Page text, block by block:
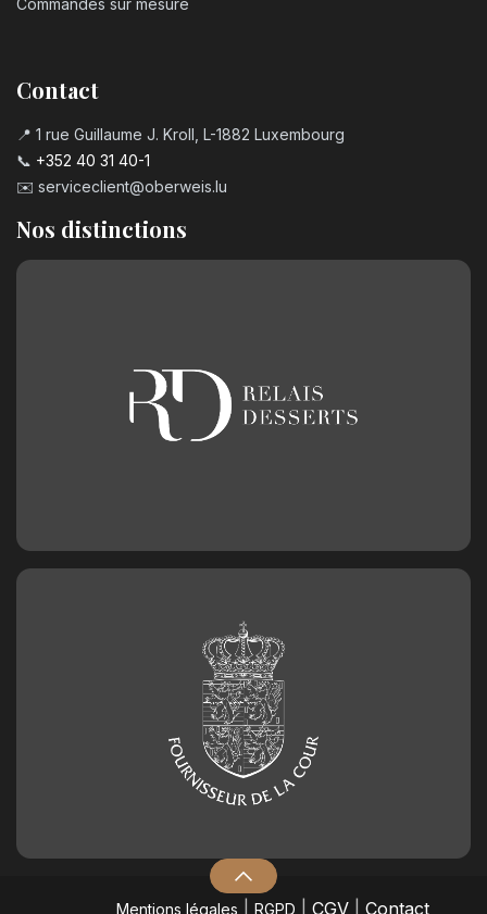
Commandes sur mesure
Contact
📍 1 rue Guillaume J. Kroll, L-1882 Luxembourg
📞 +352 40 31 40-1
✉️ serviceclient@oberweis.lu
Nos distinctions
Mentions légales RGPD CGV| Contact